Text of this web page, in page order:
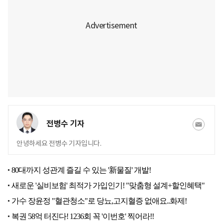
전병수 기자
안녕하세요 전병수 기자입니다.